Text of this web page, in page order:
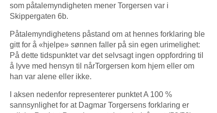
som påtalemyndigheten mener Torgersen var i
Skippergaten 6b.
Påtalemyndighetens påstand om at hennes forklaring ble
gitt for å «hjelpe» sønnen faller på sin egen urimelighet:
På dette tidspunktet var det selvsagt ingen oppfordring til
å lyve med hensyn til nårTorgersen kom hjem eller om
han var alene eller ikke.
I aksen nedenfor representerer punktet A 100 %
sannsynlighet for at Dagmar Torgersens forklaring er